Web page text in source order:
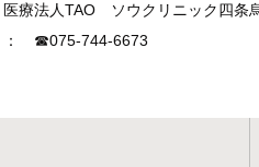
医療法人TAO ソウクリニック四条
： ☎︎075-744-6673